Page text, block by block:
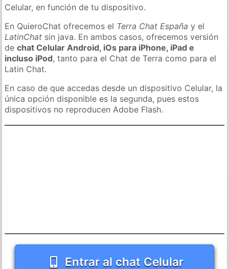
Celular, en función de tu dispositivo.
En QuieroChat ofrecemos el Terra Chat España y el
LatinChat sin java. En ambos casos, ofrecemos versión
dechat Celular Android, iOs para iPhone, iPad e
incluso iPod, tanto para el Chat de Terra como para el
Latin Chat.
En caso de que accedas desde un dispositivo Celular, la
única opción disponible es la segunda, pues estos
dispositivos no reproducen Adobe Flash.
Entrar al chat Celular